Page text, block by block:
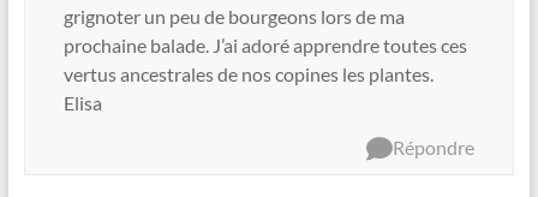
grignoter un peu de bourgeons lors de ma
prochaine balade. J’ai adoré apprendre toutes ces
vertus ancestrales de nos copines les plantes.
Elisa
Répondre